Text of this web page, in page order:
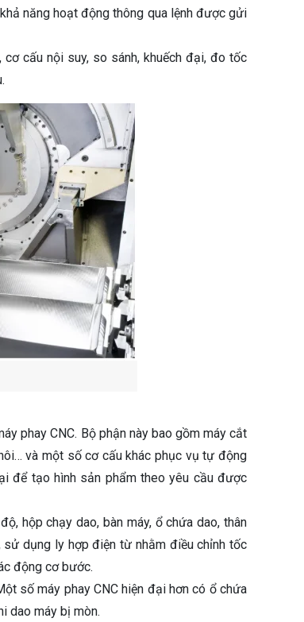
năng hoạt động thông qua lệnh được gửi
cấu nội suy, so sánh, khuếch đại, đo tốc
phay CNC. Bộ phận này bao gồm máy cắt
và một số cơ cấu khác phục vụ tự động
để tạo hình sản phẩm theo yêu cầu được
hộp chạy dao, bàn máy, ổ chứa dao, thân
dụng ly hợp điện từ nhằm điều chỉnh tốc
động cơ bước.
số máy phay CNC hiện đại hơn có ổ chứa
dao máy bị mòn.